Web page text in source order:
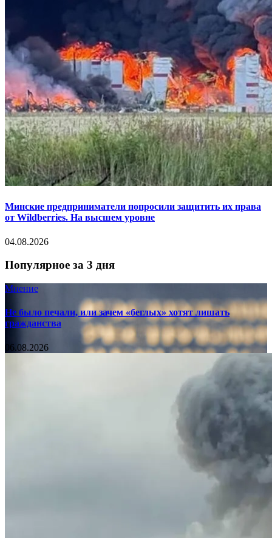
Минские предприниматели попросили защитить их права
от Wildberries. На высшем уровне
04.08.2026
Популярное за 3 дня
Мнение
Не было печали, или зачем «беглых» хотят лишать
гражданства
06.08.2026